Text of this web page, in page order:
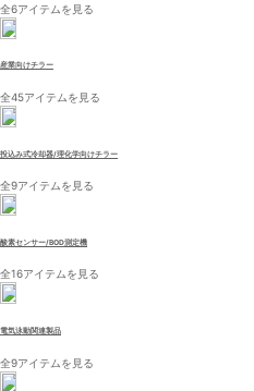
全6アイテムを見る
産業向けチラー
全45アイテムを見る
投込み式冷却器/理化学向けチラー
全9アイテムを見る
酸素センサー/BOD測定機
全16アイテムを見る
電気泳動関連製品
全9アイテムを見る